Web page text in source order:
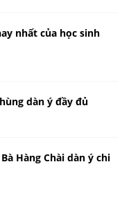
nhất của học sinh
dàn ý đầy đủ
Hàng Chài dàn ý chi